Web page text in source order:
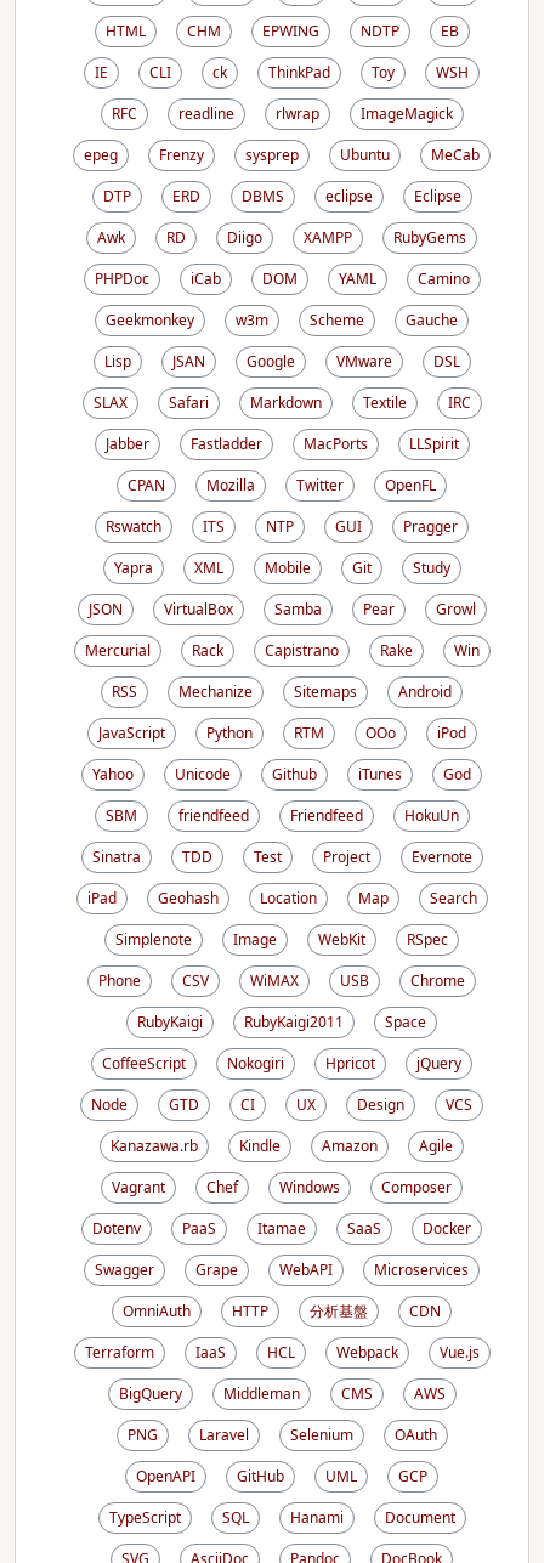
HTML
CHM EPWING NDTP
EB
IE
CLI ck ThinkPad Toy
WSH
RFC
readline rlwrap
ImageMagick
epeg
Frenzy sysprep Ubuntu
MeCab
DTP
ERD DBMS eclipse
Eclipse
Awk
RD Diigo XAMPP
RubyGems
PHPDoc
iCab DOM YAML
Camino
Geekmonkey
w3m Scheme
Gauche
Lisp
JSAN Google VMware
DSL
SLAX
Safari Markdown Textile
IRC
Jabber
Fastladder MacPorts
LLSpirit
CPAN
Mozilla Twitter
OpenFL
Rswatch
ITS NTP GUI
Pragger
Yapra
XML Mobile Git
Study
JSON
VirtualBox Samba Pear
Growl
Mercurial
Rack Capistrano Rake
Win
RSS
Mechanize Sitemaps
Android
JavaScript
Python RTM OOo
iPod
Yahoo
Unicode Github iTunes
God
SBM
friendfeed Friendfeed
HokuUn
Sinatra
TDD Test Project
Evernote
iPad
Geohash Location Map
Search
Simplenote
Image WebKit
RSpec
Phone
CSV WiMAX USB
Chrome
RubyKaigi
RubyKaigi2011
Space
CoffeeScript
Nokogiri Hpricot
jQuery
Node
GTD CI UX Design
VCS
Kanazawa.rb
Kindle Amazon
Agile
Vagrant
Chef Windows
Composer
Dotenv
PaaS Itamae SaaS
Docker
Swagger
Grape WebAPI
Microservices
OmniAuth
HTTP 分析基盤
CDN
Terraform
IaaS HCL Webpack
Vue.js
BigQuery
Middleman CMS
AWS
PNG
Laravel Selenium
OAuth
OpenAPI
GitHub UML
GCP
TypeScript
SQL Hanami
Document
SVG
AsciiDoc Pandoc DocBook